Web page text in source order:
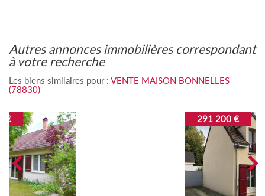
autres annonces immobilières correspondant
à votre recherche
Les biens similaires pour : VENTE MAISON BONNELLES
(78830)